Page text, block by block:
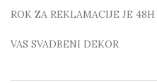
ROK ZA REKLAMACIJE JE
VAS SVADBENI DEKOR